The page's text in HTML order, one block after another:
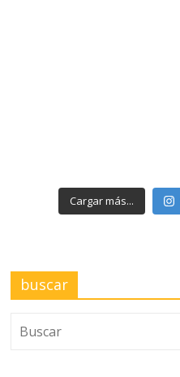
Cargar más...
buscar